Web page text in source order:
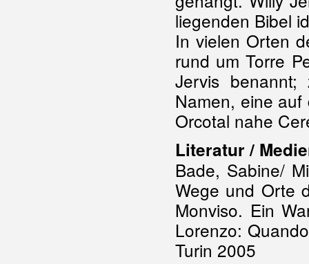
liegenden Bibel
In vielen Orten
rund um Torre
Jervis
Namen, eine
Orcotal nahe
Literatur /
Bade, Sabine/
Wege und Orte
Monviso. Ein
Lorenzo:
Turin 2005